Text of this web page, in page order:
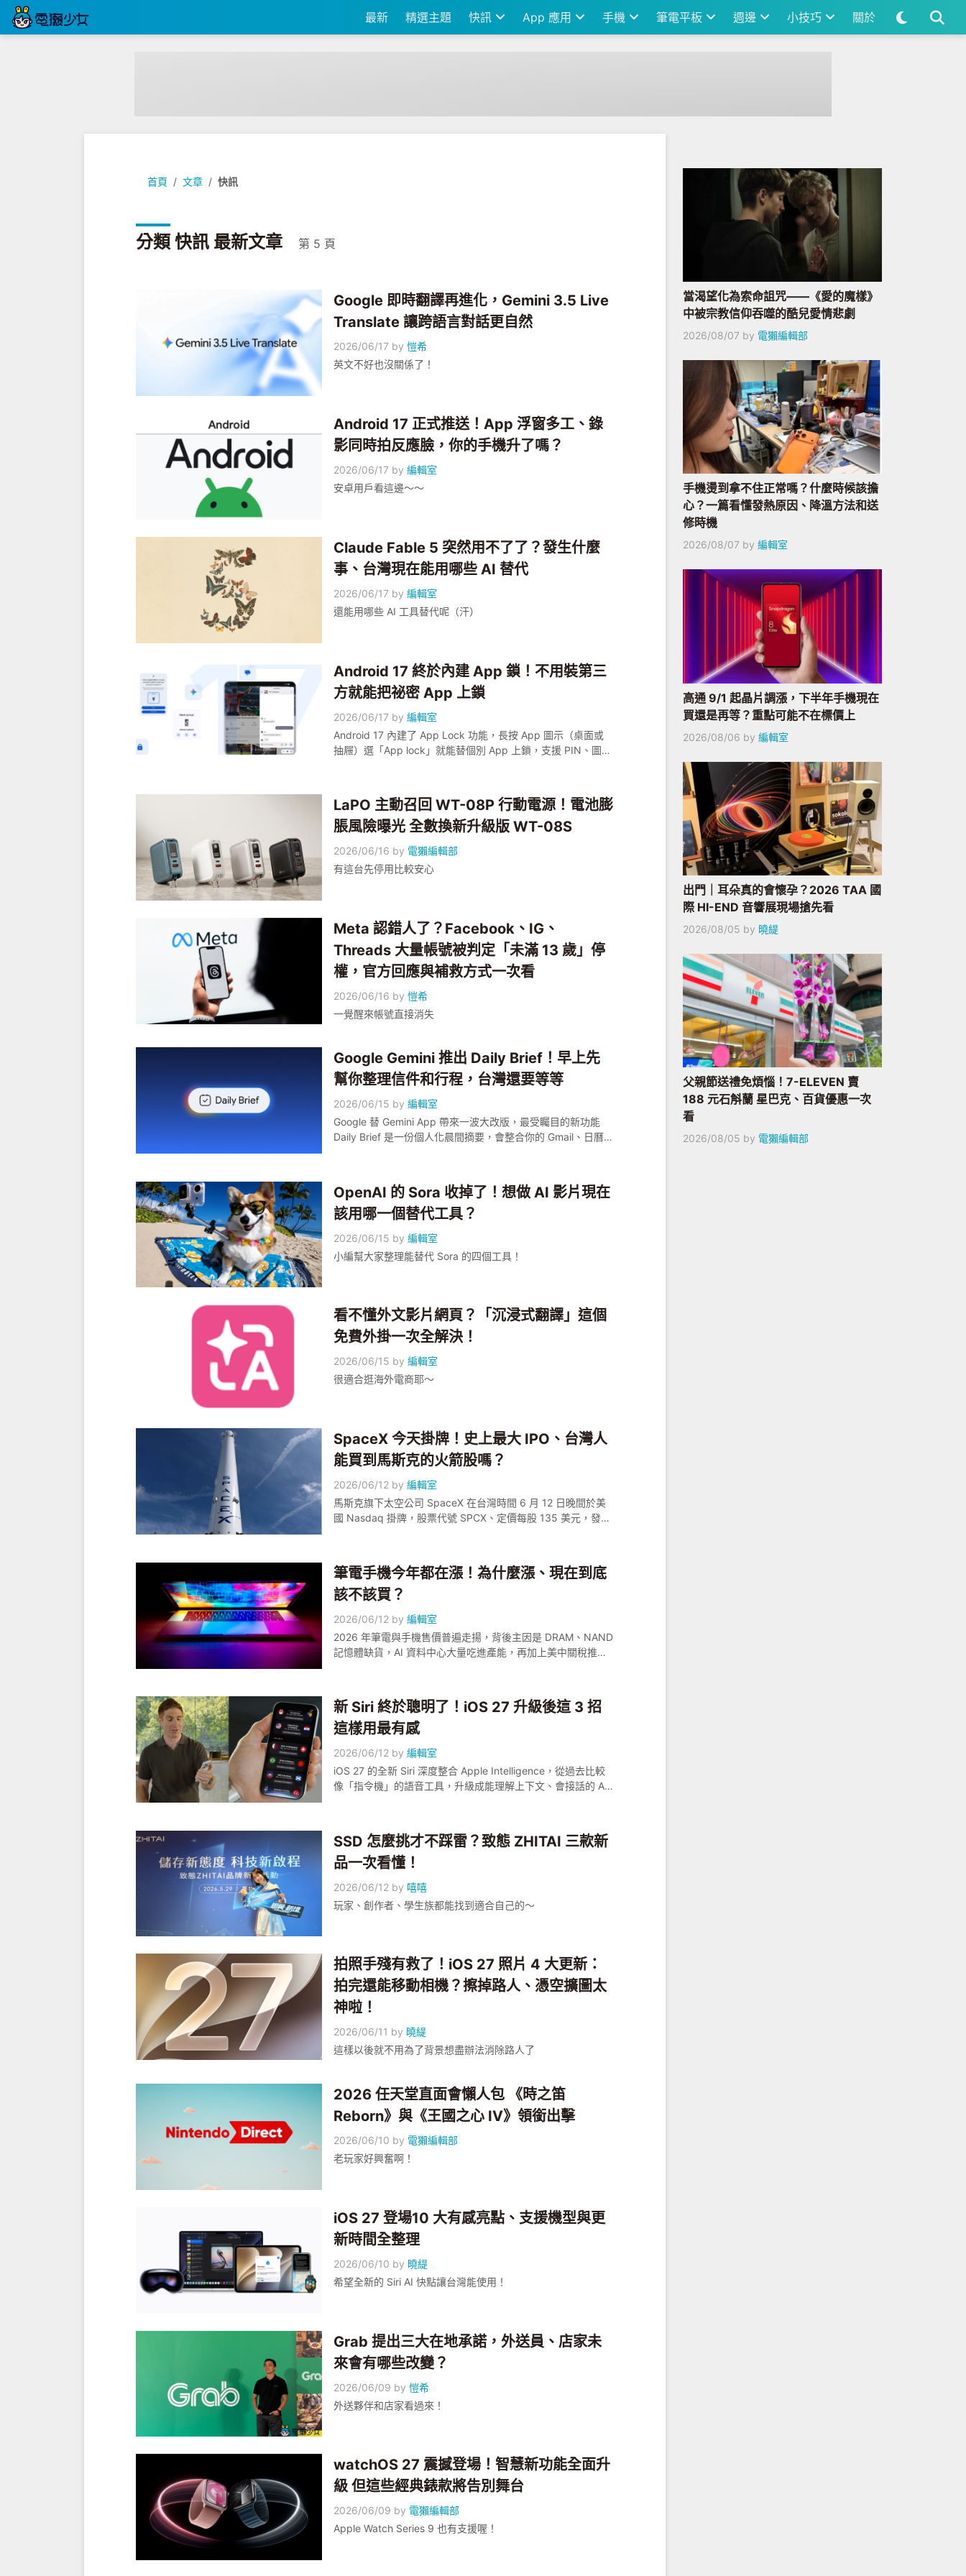
最新 精選主題 快訊 App 應用 手機 筆電平板 週邊 小技巧 關於
首頁 文章 快訊
分類 快訊 最新文章 第 5 頁
Google 即時翻譯再進化，Gemini 3.5 Live
Translate 讓跨語言對話更自然
2026/06/17 by愷希
英文不好也沒關係了！
Android 17 正式推送！App 浮窗多工、錄
影同時拍反應臉，你的手機升了嗎？
2026/06/17 by編輯室
安卓用戶看這邊～～
Claude Fable 5 突然用不了了？發生什麼
事、台灣現在能用哪些 AI 替代
2026/06/17 by編輯室
還能用哪些 AI 工具替代呢（汗）
Android 17 終於內建 App 鎖！不用裝第三
方就能把祕密 App 上鎖
2026/06/17 by編輯室
Android 17 內建了 App Lock 功能，長按 App 圖示（桌面或
抽屜）選「App lock」就能替個別 App 上鎖，支援 PIN、圖
Pixel 6 以上機型為示範主體，帶大家逐步開啟，並說清楚它跟
Identity Check 的差別。
LaPO 主動召回 WT-08P 行動電源！電池膨
脹風險曝光 全數換新升級版 WT-08S
2026/06/16 by 電獺編輯部
有這台先停用比較安心
Meta 認錯人了？Facebook、IG、
Threads 大量帳號被判定「未滿 13 歲」停
權，官方回應與補救方式一次看
2026/06/16 by愷希
一覺醒來帳號直接消失
Google Gemini 推出 Daily Brief！早上先
幫你整理信件和行程，台灣還要等等
2026/06/15 by編輯室
Google 替 Gemini App 帶來一波大改版，最受矚目的新功能
Daily Brief 是一份個人化晨間摘要，會整合你的 Gmail、日曆
OpenAI 的 Sora 收掉了！想做 AI 影片現在
該用哪一個替代工具？
2026/06/15 by編輯室
小編幫大家整理能替代 Sora 的四個工具！
看不懂外文影片網頁？「沉浸式翻譯」這個
免費外掛一次全解決！
2026/06/15 by編輯室
很適合逛海外電商耶～
SpaceX 今天掛牌！史上最大 IPO、台灣人
能買到馬斯克的火箭股嗎？
2026/06/12 by編輯室
馬斯克旗下太空公司 SpaceX 在台灣時間 6 月 12 日晚間於美
國 Nasdaq 掛牌，股票代號 SPCX、定價每股 135 美元，發行
到底是什麼、台灣投資人有哪些管道可以買，以及新股上市初
期要注意哪些波動風險。
筆電手機今年都在漲！為什麼漲、現在到底
該不該買？
2026/06/12 by編輯室
2026 年筆電與手機售價普遍走揚，背後主因是 DRAM、NAND
記憶體缺貨，AI 資料中心大量吃進產能，再加上美中關稅推升
下半年缺貨情況可能更嚴峻，最近有換機需求的獺友，真的要
先算一下預算了。
新 Siri 終於聰明了！iOS 27 升級後這 3 招
這樣用最有感
2026/06/12 by編輯室
iOS 27 的全新 Siri 深度整合 Apple Intelligence，從過去比較
像「指令機」的語音工具，升級成能理解上下文、會接話的 AI
龍式連續對話、幫你讀訊息並口述回覆、看著照片或螢幕找資
訊。目前新 Siri 還在 Developer Beta 階段，正式版預計秋季推
出，功能仍以 Apple 官方公告為準
SSD 怎麼挑才不踩雷？致態 ZHITAI 三款新
品一次看懂！
2026/06/12 by 嘻嘻
玩家、創作者、學生族都能找到適合自己的～
拍照手殘有救了！iOS 27 照片 4 大更新：
拍完還能移動相機？擦掉路人、憑空擴圖太
神啦！
2026/06/11 by 曉緹
這樣以後就不用為了背景想盡辦法消除路人了
2026 任天堂直面會懶人包 《時之笛
Reborn》與《王國之心 IV》領銜出擊
2026/06/10 by 電獺編輯部
老玩家好興奮啊！
iOS 27 登場10 大有感亮點、支援機型與更
新時間全整理
2026/06/10 by 曉緹
希望全新的 Siri AI 快點讓台灣能使用！
Grab 提出三大在地承諾，外送員、店家未
來會有哪些改變？
2026/06/09 by愷希
外送夥伴和店家看過來！
watchOS 27 震撼登場！智慧新功能全面升
級 但這些經典錶款將告別舞台
2026/06/09 by 電獺編輯部
Apple Watch Series 9 也有支援喔！
當渴望化為索命詛咒——《愛的魔樣》
中被宗教信仰吞噬的酷兒愛情悲劇
2026/08/07 by 電獺編輯部
手機燙到拿不住正常嗎？什麼時候該擔
心？一篇看懂發熱原因、降溫方法和送
修時機
2026/08/07 by 編輯室
高通 9/1 起晶片調漲，下半年手機現在
買還是再等？重點可能不在標價上
2026/08/06 by 編輯室
出門｜耳朵真的會懷孕？2026 TAA 國
際 HI-END 音響展現場搶先看
2026/08/05 by 曉緹
父親節送禮免煩惱！7-ELEVEN 賣
188 元石斛蘭 星巴克、百貨優惠一次
看
2026/08/05 by 電獺編輯部